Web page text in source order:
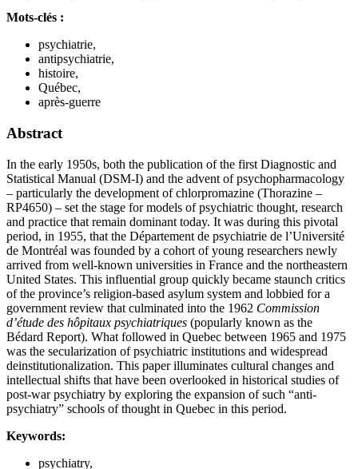
Mots-clés :
psychiatrie,
antipsychiatrie,
histoire,
Québec,
après-guerre
Abstract
In the early 1950s, both the publication of the first Diagnostic and
Statistical Manual (DSM-I) and the advent of psychopharmacology
– particularly the development of chlorpromazine (Thorazine –
RP4650) – set the stage for models of psychiatric thought, research
and practice that remain dominant today. It was during this pivotal
period, in 1955, that the Département de psychiatrie de l’Université
de Montréal was founded by a cohort of young researchers newly
arrived from well-known universities in France and the northeastern
United States. This influential group quickly became staunch critics
of the province’s religion-based asylum system and lobbied for a
government review that culminated into the 1962 Commission
d’étude des hôpitaux psychiatriques (popularly known as the
Bédard Report). What followed in Quebec between 1965 and 1975
was the secularization of psychiatric institutions and widespread
deinstitutionalization. This paper illuminates cultural changes and
intellectual shifts that have been overlooked in historical studies of
post-war psychiatry by exploring the expansion of such “anti-
psychiatry” schools of thought in Quebec in this period.
Keywords:
psychiatry,